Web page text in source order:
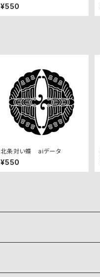
¥550
北条対い蝶 aiデータ
¥550